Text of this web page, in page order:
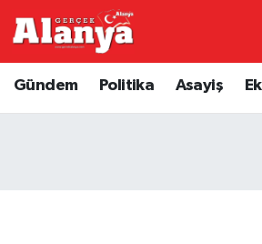
Gündem Politika Asayiş
Genel
Trafik Durumu